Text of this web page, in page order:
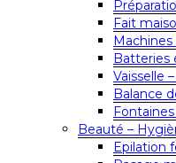
Fait
Machines
Batteries
Vaisselle
Balance
Beauté –
Epilation